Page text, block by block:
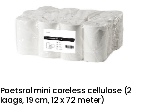
Poetsrol mini coreless cellulose (2
laags, 19 cm, 12 x 72 meter)